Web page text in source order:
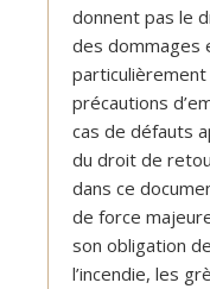
donnent pas le
des dommages
particulièrement
précautions
cas de défauts
du droit de
dans ce
de force
son obligation
l’incendie, les